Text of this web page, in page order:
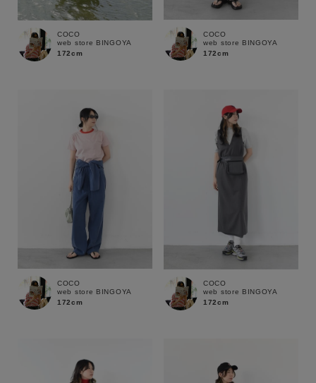
キーワード
KIDS
ブランド
COCO
web store BINGOYA
172cm
COCO
web store BINGOYA
172cm
COCO
web store BINGOYA
172cm
COCO
web store BINGOYA
172cm